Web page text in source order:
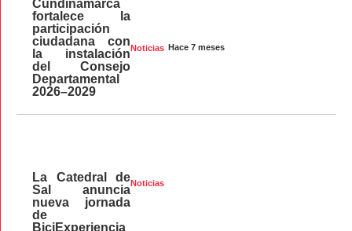
Noticias Hace 7 meses
Cundinamarca
fortalece la
participación
ciudadana con
la instalación
del Consejo
Departamental
2026–2029
Noticias
La Catedral de
Sal anuncia
nueva jornada
de
BiciExperiencia